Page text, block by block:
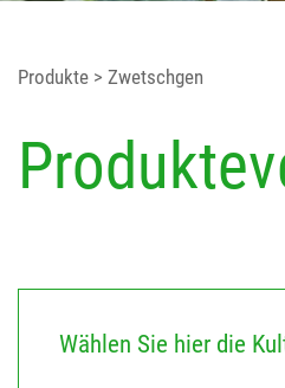
Produkte > Zwetschgen
Wählen Sie hier die